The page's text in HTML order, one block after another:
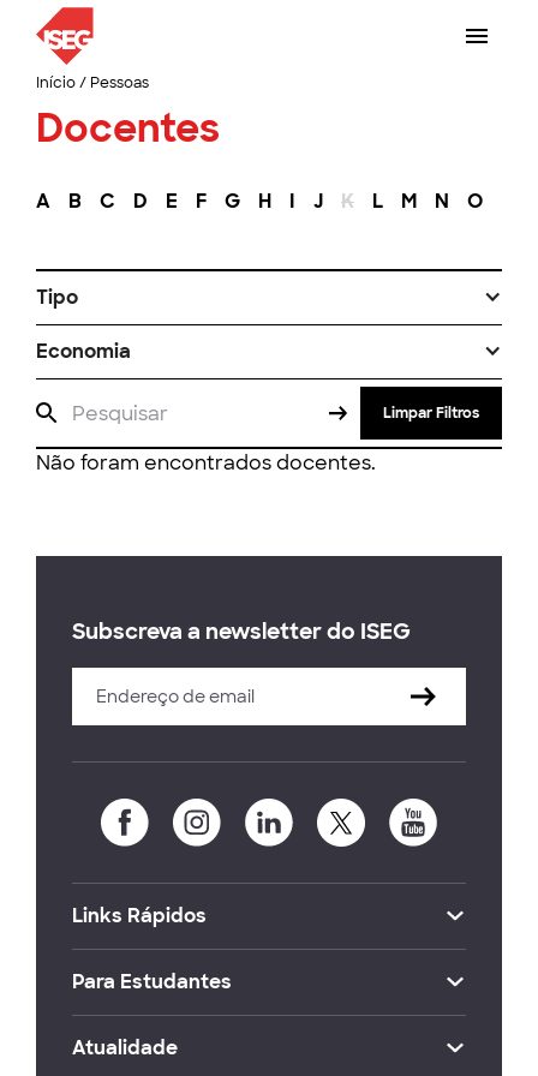
Início/ Pessoas
Docentes
A B C D E F G H I J K L M N O
Tipo
Economia
Limpar Filtros
Não foram encontrados docentes.
Subscreva a newsletter do ISEG
Links Rápidos
Para Estudantes
Atualidade